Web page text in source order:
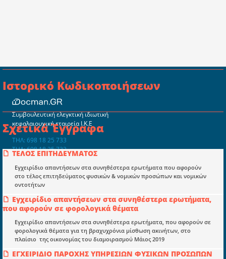
Ιστορικό Κωδικοποιήσεων
Σχετικά Έγγραφα
ΤΕΛΟΣ ΕΠΙΤΗΔΕΥΜΑΤΟΣ
Εγχειρίδιο απαντήσεων στα συνηθέστερα ερωτήματα που αφορούν
στο τέλος επιτηδεύματος φυσικών & νομικών προσώπων και νομικών
οντοτήτων
Εγχειρίδιο απαντήσεων στα συνηθέστερα ερωτήματα,
που αφορούν σε φορολογικά θέματα
Εγχειρίδιο απαντήσεων στα συνηθέστερα ερωτήματα, που αφορούν σε
φορολογικά θέματα για τη βραχυχρόνια μίσθωση ακινήτων, στο
πλαίσιο της οικονομίας του διαμοιρασμού Μάιος 2019
ΕΓΧΕΙΡΙΔΙΟ ΠΑΡΟΧΗΣ ΥΠΗΡΕΣΙΩΝ ΦΥΣΙΚΩΝ ΠΡΟΣΩΠΩΝ
Συμβουλευτική ελεγκτική ιδιωτική
κεφαλαιουχική εταιρεία Ι.Κ.Ε
ΤΗΛ: 698 18 25 733
ΤΗΛ: 698 18 25 732
mydocmangr@gmail.com
Docman.gr
Ποιοί είμαστε;
Μια πολυετής εθελοντική προσπάθεια που
μετατράπηκε σε επιχειρηματική οντότητα και φιλοδοξεί να συμβάλλει
στην διάδοση της γνώσης.